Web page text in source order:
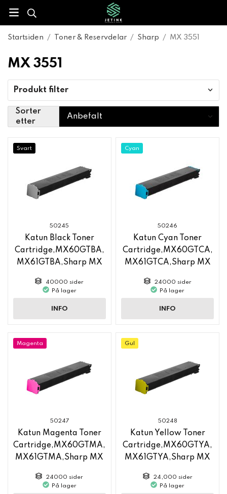
Startsiden / Toner & Reservdelar / Sharp / MX 3551
MX 3551
Produkt filter
Sorter
etter
Svart
50245
Katun Black Toner
Cartridge,MX60GTBA,
MX61GTBA,Sharp MX
40000 sider
På lager
INFO
Cyan
50246
Katun Cyan Toner
Cartridge,MX60GTCA,
MX61GTCA,Sharp MX
24000 sider
På lager
INFO
Magenta
50247
Katun Magenta Toner
Cartridge,MX60GTMA,
MX61GTMA,Sharp MX
24000 sider
På lager
Gul
50248
Katun Yellow Toner
Cartridge,MX60GTYA,
MX61GTYA,Sharp MX
24,000 sider
På lager